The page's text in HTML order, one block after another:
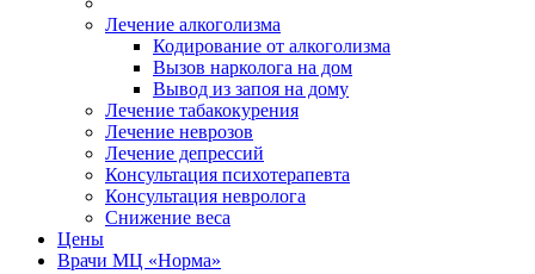
Лечение алкоголизма
Кодирование от алкоголизма
Вызов нарколога на дом
Вывод из запоя на дому
Лечение табакокурения
Лечение неврозов
Лечение депрессий
Консультация психотерапевта
Консультация невролога
Снижение веса
Цены
Врачи МЦ «Норма»